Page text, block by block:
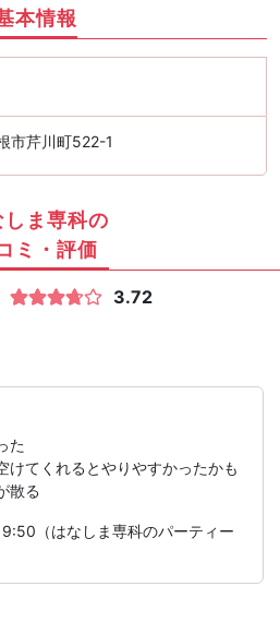
本情報
市芹川町522-1
しま専科の
ミ・評価
3.72
た
けてくれるとやりやすかったかも
散る
（はなしま専科のパーティー